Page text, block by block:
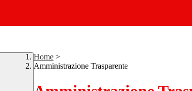
Home >
Amministrazione Trasparente